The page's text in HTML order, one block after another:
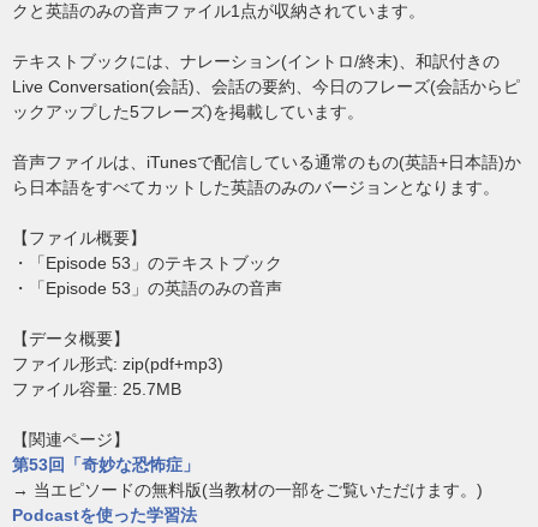
クと英語のみの音声ファイル1点が収納されています。
テキストブックには、ナレーション(イントロ/終末)、和訳付きの
Live Conversation(会話)、会話の要約、今日のフレーズ(会話からピ
ックアップした5フレーズ)を掲載しています。
音声ファイルは、iTunesで配信している通常のもの(英語+日本語)か
ら日本語をすべてカットした英語のみのバージョンとなります。
【ファイル概要】
・「Episode 53」のテキストブック
・「Episode 53」の英語のみの音声
【データ概要】
ファイル形式: zip(pdf+mp3)
ファイル容量: 25.7MB
【関連ページ】
第53回「奇妙な恐怖症」
→ 当エピソードの無料版(当教材の一部をご覧いただけます。)
Podcastを使った学習法